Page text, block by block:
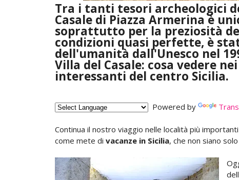
Tra i tanti tesori archeologici
Casale di Piazza Armerina è
soprattutto per la preziosità
condizioni quasi perfette, è
dell'umanità dall'Unesco nel
Villa del Casale: cosa vedere
interessanti del centro Sicilia.
Powered by
Continua il nostro viaggio nelle località più
come mete di vacanze in Sicilia, che non siano